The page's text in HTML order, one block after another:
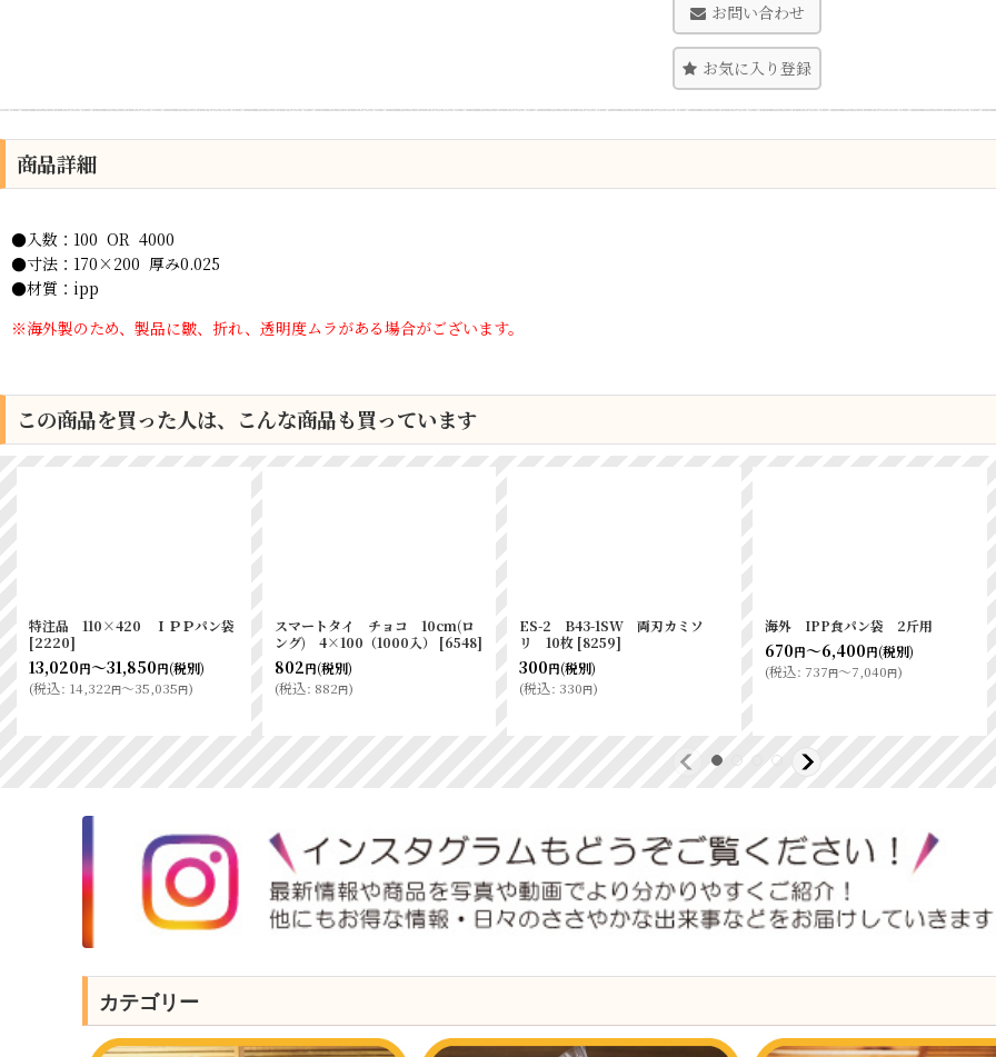
お問い合わせ
お気に入り登録
商品詳細
●入数：100 OR 4000
●寸法：170×200 厚み0.025
●材質：ipp
※海外製のため、製品に皺、折れ、透明度ムラがある場合がございます。
この商品を買った人は、こんな商品も買っています
海外 IPPパン袋 ＃20 14-
18（薄手）
115円～4,410円(税別)
(税込: 126円～4,851円)
海外 IPPパン袋 ＃30 16-
65（フランス保存） [3271 ]
580円～5,700
(税込: 638円～6,270
海外 IPPパン袋 ＃20 15-
20（薄手）
127円～4,960
(税込: 139円～5,456
パン規格袋 0.025×170×200
1000入
2871]
1,660 円(税別)
カテゴリー